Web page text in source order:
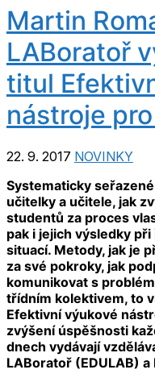
Martin
LABoratoř
titul
nástroje
22. 9. 2017 NOVINKY
Systematicky
učitelky a učitele, jak
studentů za proces
pak i jejich výsledky
situací. Metody, jak je
za své pokroky, jak
komunikovat s
třídním kolektivem, to
Efektivní výukové
zvýšení úspěšnosti
dnech vydávají
LABoratoř (EDULAB)